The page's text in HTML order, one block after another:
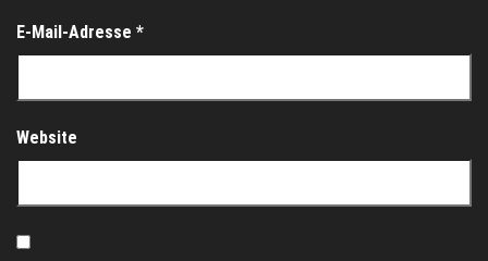
E-Mail-Adresse *
Website